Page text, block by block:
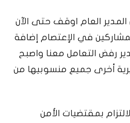
العام اوقف حتى الآن
المشاركين في الإعتصام إضافة
رفض التعامل معنا واصبح
أخرى جميع منسوبيها من
بمقتضيات الأمن